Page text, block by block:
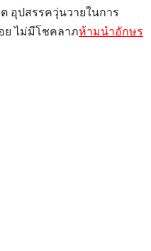
อุปสรรควุ่นวายในการ
ย ไม่มีโชคลาภห้ามนำอักษร